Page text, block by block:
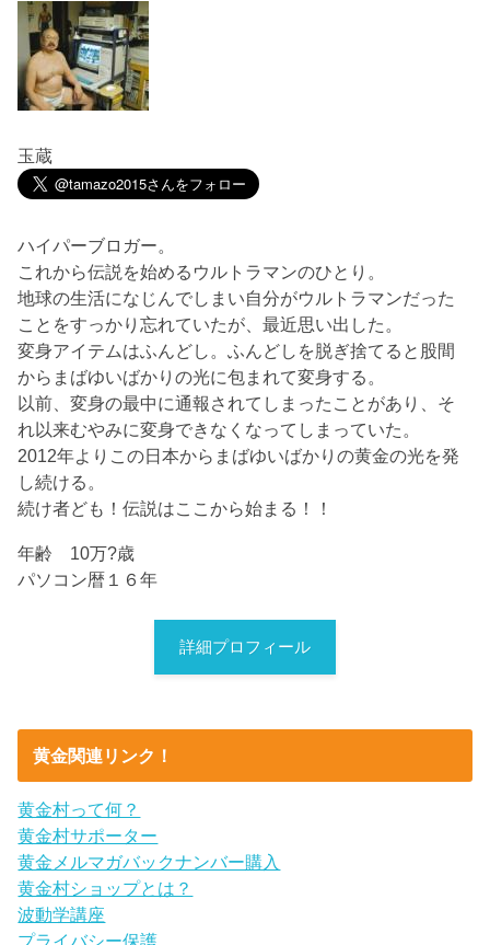
玉蔵
ハイパーブロガー。
これから伝説を始めるウルトラマンのひとり。
地球の生活になじんでしまい自分がウルトラマンだった
ことをすっかり忘れていたが、最近思い出した。
変身アイテムはふんどし。ふんどしを脱ぎ捨てると股間
からまばゆいばかりの光に包まれて変身する。
以前、変身の最中に通報されてしまったことがあり、そ
れ以来むやみに変身できなくなってしまっていた。
2012年よりこの日本からまばゆいばかりの黄金の光を発
し続ける。
続け者ども！伝説はここから始まる！！
年齢 10万?歳
パソコン暦１６年
詳細プロフィール
黄金関連リンク！
黄金村って何？
黄金村サポーター
黄金メルマガバックナンバー購入
黄金村ショップとは？
波動学講座
プライバシー保護